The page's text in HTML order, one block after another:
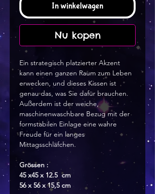
In winkelwagen
Nu kopen
Ein strategisch platzierter Akzent
kann einen ganzen Raum zum Leben
erwecken, und dieses Kissen ist
genau das, was Sie dafür brauchen.
Außerdem ist der weiche,
maschinenwaschbare Bezug mit der
formstabilen Einlage eine wahre
Freude für ein langes
Mittagsschläfchen.
Grössen :
45 x45 x 12.5 cm
56 x 56 x 15,5 cm